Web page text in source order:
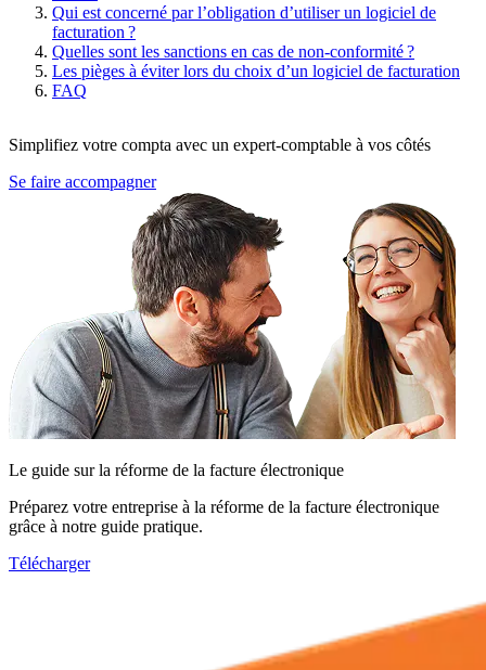
Qui est concerné par l’obligation d’utiliser un logiciel de
facturation ?
Quelles sont les sanctions en cas de non-conformité ?
Les pièges à éviter lors du choix d’un logiciel de facturation
FAQ
Simplifiez votre compta avec un expert-comptable à vos côtés
Se faire accompagner
Le guide sur la réforme de la facture électronique
Préparez votre entreprise à la réforme de la facture électronique
grâce à notre guide pratique.
Télécharger